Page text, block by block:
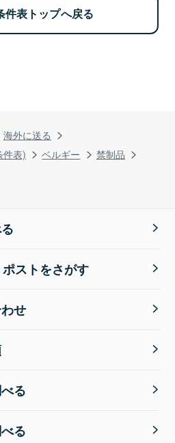
海外に送る
件表)
ベルギー
禁制品
件表トップへ戻る
ストをさがす
せ
る
る